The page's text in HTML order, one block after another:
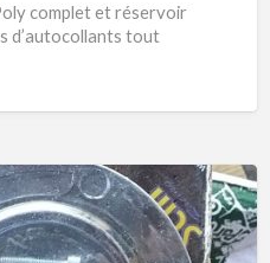
complet et réservoir
d’autocollants tout